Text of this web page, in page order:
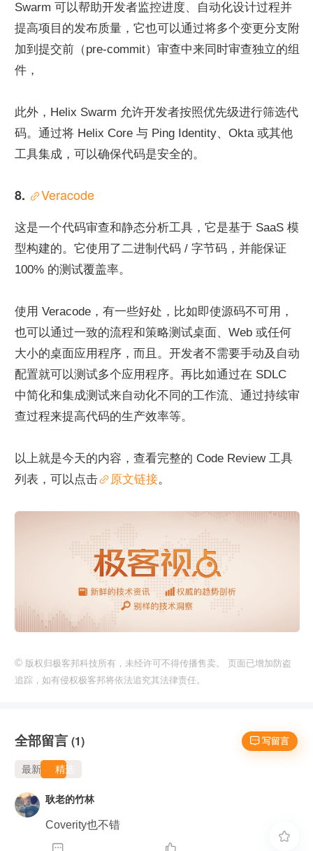
Swarm 可以帮助开发者监控进度、自动化设计过程并
提高项目的发布质量，它也可以通过将多个变更分支附
加到提交前（pre-commit）审查中来同时审查独立的组
件，
此外，Helix Swarm 允许开发者按照优先级进行筛选代
码。通过将 Helix Core 与 Ping Identity、Okta 或其他
工具集成，可以确保代码是安全的。
8. Veracode
这是一个代码审查和静态分析工具，它是基于 SaaS 模
型构建的。它使用了二进制代码 / 字节码，并能保证
100% 的测试覆盖率。
使用 Veracode，有一些好处，比如即使源码不可用，
也可以通过一致的流程和策略测试桌面、Web 或任何
大小的桌面应用程序，而且。开发者不需要手动及自动
配置就可以测试多个应用程序。再比如通过在 SDLC
中简化和集成测试来自动化不同的工作流、通过持续审
查过程来提高代码的生产效率等。
以上就是今天的内容，查看完整的 Code Review 工具
列表，可以点击
原文链接。
© 版权归极客邦科技所有，未经许可不得传播售卖。 页面已增加防盗
追踪，如有侵权极客邦将依法追究其法律责任。
 写留言
全部留言 (1)
最新 精选
耿老的竹林
Coverity也不错
 
